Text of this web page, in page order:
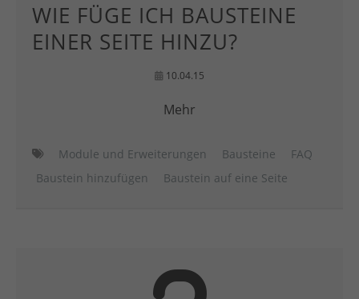
WIE FÜGE ICH BAUSTEINE
EINER SEITE HINZU?
10.04.15
Mehr
Module und Erweiterungen Bausteine
FAQ
Baustein hinzufügen
Baustein auf eine Seite